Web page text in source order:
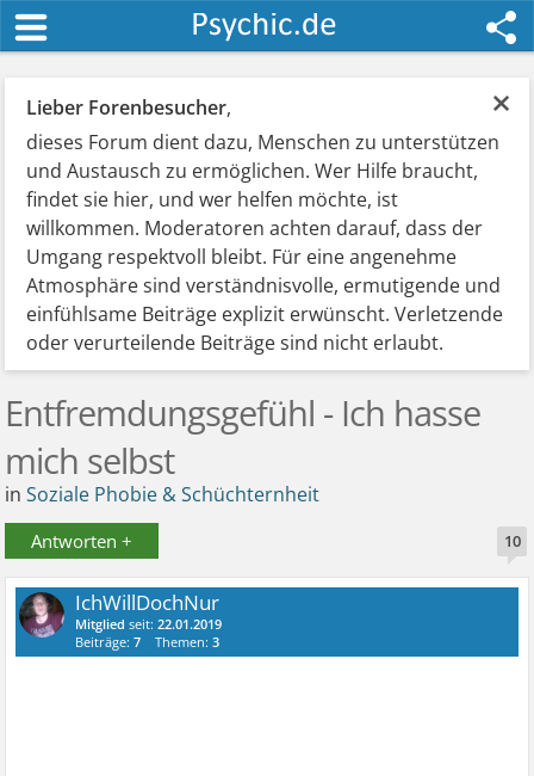
×
Lieber Forenbesucher,
dieses Forum dient dazu, Menschen zu unterstützen
und Austausch zu ermöglichen. Wer Hilfe braucht,
findet sie hier, und wer helfen möchte, ist
willkommen. Moderatoren achten darauf, dass der
Umgang respektvoll bleibt. Für eine angenehme
Atmosphäre sind verständnisvolle, ermutigende und
einfühlsame Beiträge explizit erwünscht. Verletzende
oder verurteilende Beiträge sind nicht erlaubt.
Entfremdungsgefühl - Ich hasse
mich selbst
inSoziale Phobie & Schüchternheit
Antworten + 10
IchWillDochNur
Mitglied seit:22.01.2019
Beiträge:7 Themen:3